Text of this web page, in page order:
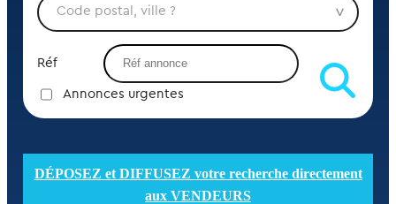
Réf
Annonces urgentes
DÉPOSEZ et DIFFUSEZ votre recherche directement
aux VENDEURS